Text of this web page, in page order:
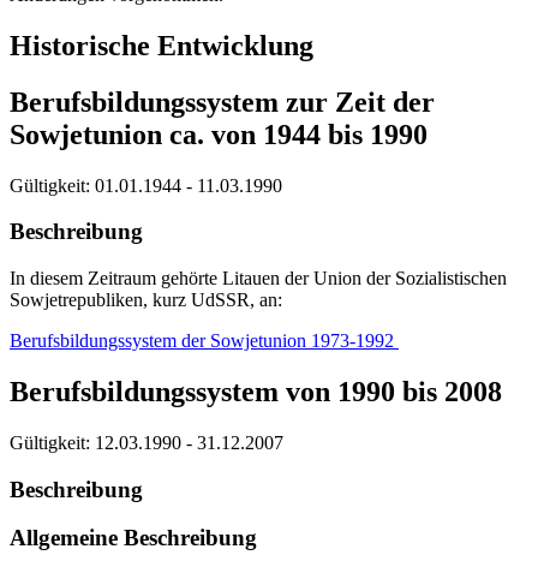
Historische Entwicklung
Berufsbildungssystem zur Zeit der
Sowjetunion ca. von 1944 bis 1990
Gültigkeit: 01.01.1944 - 11.03.1990
Beschreibung
In diesem Zeitraum gehörte Litauen der Union der Sozialistischen
Sowjetrepubliken, kurz UdSSR, an:
Berufsbildungssystem der Sowjetunion 1973-1992
Berufsbildungssystem von 1990 bis 2008
Gültigkeit: 12.03.1990 - 31.12.2007
Beschreibung
Allgemeine Beschreibung